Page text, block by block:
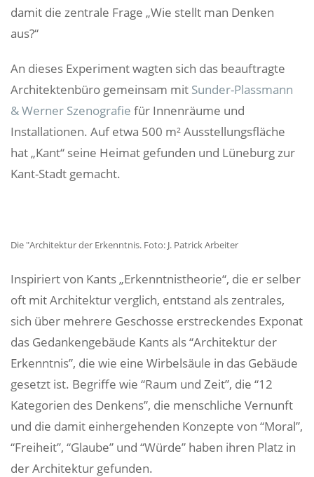
damit die zentrale Frage „Wie stellt man Denken
aus?“
An dieses Experiment wagten sich das beauftragte
Architektenbüro gemeinsam mit Sunder-Plassmann
& Werner Szenografie​​​​‌ ‍ ​‍​‍‌‍ ‌ ​‍‌‍‍‌‌‍‌ ‌‍‍‌‌‍ ‍​‍​‍​ ‍‍​‍​‍‌ ​ ‌‍​‌‌‍ ‍‌‍‍‌‌ ‌​‌ ‍‌​‍ ‍‌‍‍‌‌‍ ​‍​‍​‍ ​​‍​‍‌‍‍​‌ ​‍‌‍‌‌‌‍‌‍​‍​‍​ ‍‍​‍​‍​‍ ‌ ​ ‌ ‌​‌ ‌‌‌‍‌​‌‍‍‌‌‍ ​‍ ‌‍‍‌‌‍ ‍‌ ‌​‌‍‌‌‌‍ ‍‌ ‌​​‍ ‌‍‌‌‌‍‌​‌‍‍‌‌ ‌​​‍ ‌‍ ‌‌‍ ‌‍‌​‌‍‌‌​ ‌‌ ​​‌ ​‍‌‍‌‌‌ ​ ‌‍‌‌‌‍ ‍‌ ‌​‌‍​‌‌ ‌​‌‍‍‌‌‍ ‌‍ ‍​ ‍ ‌‍‍‌‌‍‌​​ ‌‌‍​‌‌‍​‌​ ‌‌‌‍​‌‌‍‌‍‌‍​‌​ ‌ ‌‍​ ​‍ ‌‌‍​ ‌‍‌​​ ‌‍​ ‌ ​‍ ‌​ ‌​​ ‌​​ ​ ​ ​ ​‍ ‌​ ‍​‌‍​‌​ ​‍​ ​​​‍ ‌‌‍​ ‌‍​ ‌‍‌​​ ​‌‌‍‌‍​ ‌‍​ ​‌​ ‌ ​ ‌‌​ ​ ‌‍‌‍​ ‍‌​ ‍ ‌ ‌​‌ ‍‌‌ ​​‌‍‌‌​ ‌‌‍ ​‌‍ ‌‍​ ‌‍​‌‌ ‌​‌‍‍‌‌‍ ‌‍ ‍​ ‍ ‌ ​​‌‍​‌‌ ‌​‌‍‍​​ ‌‌‍ ‍‌‍​‌‌‍ ‌‌‍‌‌​ ‌‍​‍‌‍​‌‌ ​ ‌‍‌‌‌‌‌‌‌ ​‍‌‍ ​​ ‌​‍‌‌​ ​‍‌​‌‍‌ ​ ‌ ‌​‌ ‌‌‌‍‌​‌‍‍‌‌‍ ​‍‌‍‌‍‍‌‌‍‌​​ ‌‌‍​‌‌‍​‌​ ‌‌‌‍​‌‌‍‌‍‌‍​‌​ ‌ ‌‍​ ​‍ ‌‌‍​ ‌‍‌​​ ‌‍​ ‌ ​‍ ‌​ ‌​​ ‌​​ ​ ​ ​ ​‍ ‌​ ‍​‌‍​‌​ ​‍​ ​​​‍ ‌‌‍​ ‌‍​ ‌‍‌​​ ​‌‌‍‌‍​ ‌‍​ ​‌​ ‌ ​ ‌‌​ ​ ‌‍‌‍​ ‍‌​‍‌‍‌ ‌​‌ ‍‌‌ ​​‌‍‌‌​ ‌‌‍ ​‌‍ ‌‍​ ‌‍​‌‌ ‌​‌‍‍‌‌‍ ‌‍ ‍​‍‌‍‌ ​​‌‍​‌‌ ‌​‌‍‍​​ ‌‌‍ ‍‌‍​‌‌‍ ‌‌‍‌‌​‍‌‍‌ ​​‌‍‌‌‌ ​‍‌ ​ ‌ ​​‌‍‌‌‌‍​ ‌ ‌​‌‍‍‌‌ ‌‍‌‍‌‌​ ‌‌ ​​‌ ‌‌‌‍​‍‌‍ ​‌‍‍‌‌ ​ ‌‍‍​‌‍‌‌‌‍‌​​‍​‍‌ ‌ für Innenräume und
Installationen. Auf etwa 500 m² Ausstellungsfläche
hat „Kant“ seine Heimat gefunden und Lüneburg zur
Kant-Stadt gemacht.
Die "Architektur der Erkenntnis. Foto: J. Patrick Arbeiter
Inspiriert von Kants „Erkenntnistheorie“, die er selber
oft mit Architektur verglich, entstand als zentrales,
sich über mehrere Geschosse erstreckendes Exponat
das Gedankengebäude Kants als “Architektur der
Erkenntnis”, die wie eine Wirbelsäule in das Gebäude
gesetzt ist. Begriffe wie “Raum und Zeit”, die “12
Kategorien des Denkens”, die menschliche Vernunft
und die damit einhergehenden Konzepte von “Moral”,
“Freiheit”, “Glaube” und “Würde” haben ihren Platz in
der Architektur gefunden.